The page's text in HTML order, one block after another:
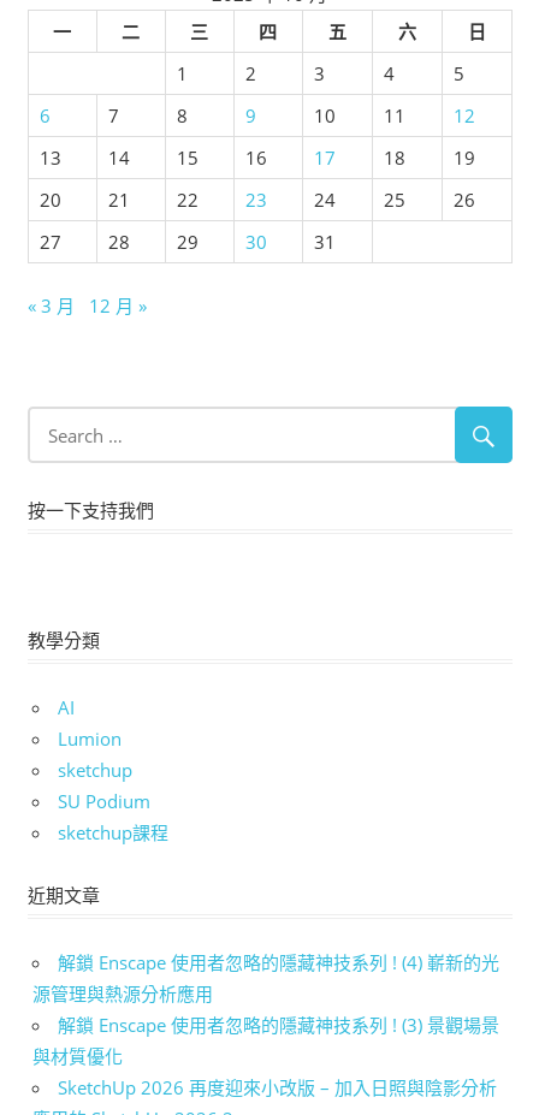
一
二 三 四 五 六
日
1
2 3 4
5
6
7 8 9 10 11
12
13
14 15 16 17 18
19
20
21 22 23 24 25
26
27
28 29 30 31
« 3 月 12 月 »
按一下支持我們
教學分類
AI
Lumion
sketchup
SU Podium
sketchup課程
近期文章
解鎖 Enscape 使用者忽略的隱藏神技系列 ! (4) 嶄新的光
源管理與熱源分析應用
解鎖 Enscape 使用者忽略的隱藏神技系列 ! (3) 景觀場景
與材質優化
SketchUp 2026 再度迎來小改版 – 加入日照與陰影分析